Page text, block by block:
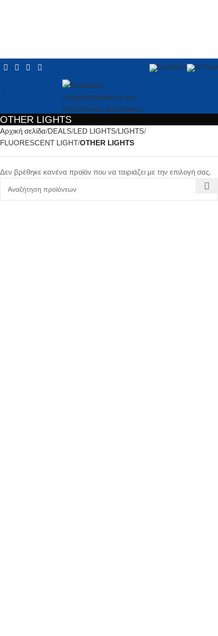
OTHER LIGHTS
Αρχική σελίδα DEALS LED LIGHTS LIGHTS
FLUORESCENT LIGHT OTHER LIGHTS
Δεν βρέθηκε κανένα προϊόν που να ταιριάζει με την επιλογή σας.